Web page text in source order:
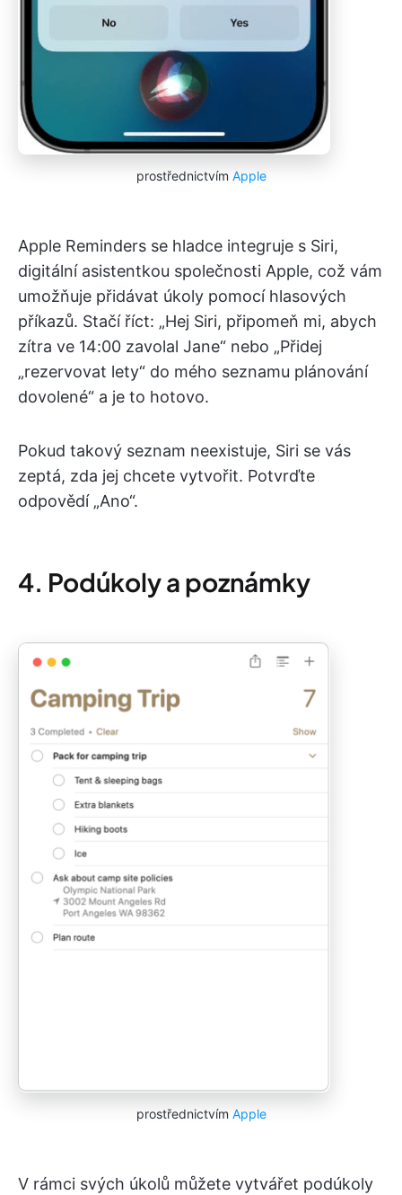
prostřednictvím Apple
Apple Reminders se hladce integruje s Siri,
digitální asistentkou společnosti Apple, což vám
umožňuje přidávat úkoly pomocí hlasových
příkazů. Stačí říct: „Hej Siri, připomeň mi, abych
zítra ve 14:00 zavolal Jane“ nebo „Přidej
„rezervovat lety“ do mého seznamu plánování
dovolené“ a je to hotovo.
Pokud takový seznam neexistuje, Siri se vás
zeptá, zda jej chcete vytvořit. Potvrďte
odpovědí „Ano“.
4. Podúkoly a poznámky
prostřednictvím Apple
V rámci svých úkolů můžete vytvářet podúkoly